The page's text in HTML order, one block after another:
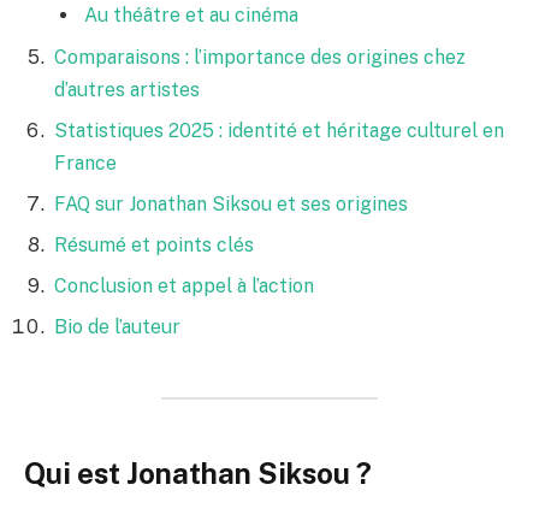
Au théâtre et au cinéma
Comparaisons : l’importance des origines chez
d’autres artistes
Statistiques 2025 : identité et héritage culturel en
France
FAQ sur Jonathan Siksou et ses origines
Résumé et points clés
Conclusion et appel à l’action
Bio de l’auteur
Qui est Jonathan Siksou ?